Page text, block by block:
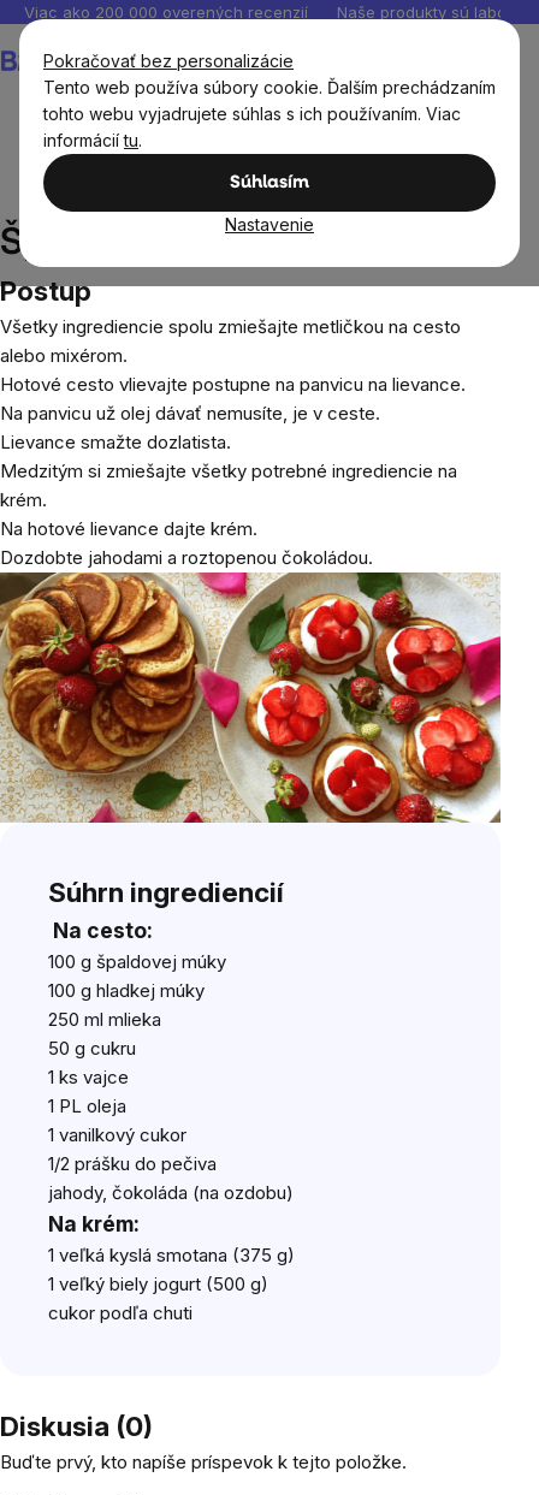
Pokračovať bez personalizácie
Tento web používa súbory cookie. Ďalším prechádzaním
tohto webu vyjadrujete súhlas s ich používaním. Viac
informáciítu.
Súhlasím
Nastavenie
Prejsť
obsah
Viac ako 200 000 overených recenzií Naše produkty sú
košík
Sladké recepty
Špaldové lievance s
jahodami
Špaldové lievance s jahodami
Postup
Všetky ingrediencie spolu zmiešajte metličkou na cesto
alebo mixérom.
Hotové cesto vlievajte postupne na panvicu na lievance.
Na panvicu už olej dávať nemusíte, je v ceste.
Lievance smažte dozlatista.
Medzitým si zmiešajte všetky potrebné ingrediencie na
krém.
Na hotové lievance dajte krém.
Dozdobte jahodami a roztopenou čokoládou.
Súhrn ingrediencií
Na cesto:
100 g špaldovej múky
100 g hladkej múky
250 ml mlieka
50 g cukru
1 ks vajce
1 PL oleja
1 vanilkový cukor
1/2 prášku do pečiva
jahody, čokoláda (na ozdobu)
Na krém:
1 veľká kyslá smotana (375 g)
1 veľký biely jogurt (500 g)
cukor podľa chuti
Diskusia (0)
Buďte prvý, kto napíše príspevok k tejto položke.